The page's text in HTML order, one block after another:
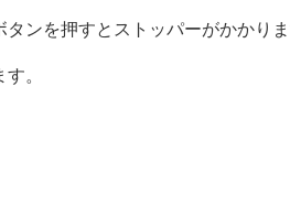
ンを押すとストッパーがかかりま
。